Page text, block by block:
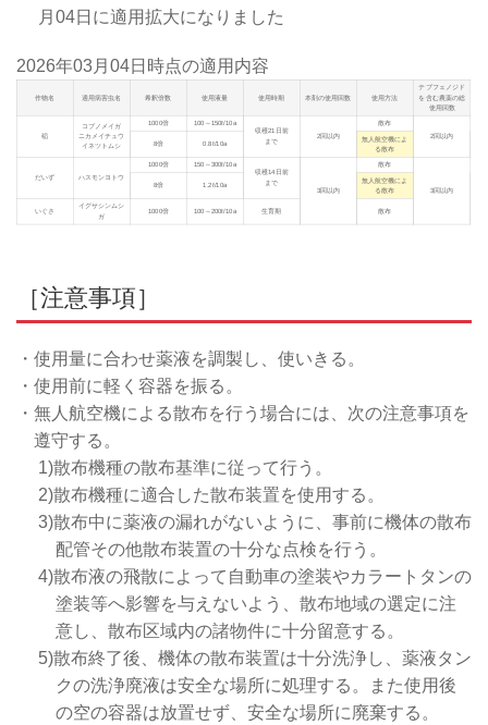
月04日に適用拡大になりました
2026年03月04日 時点の適用内容
作物名 適用病害虫名 希釈倍数 使用液量 使用時期 本剤の使用回数 使用方法
テブフェノジド
を含む農薬の総
使用回数
稲
コブノメイガ
ニカメイチュウ
イネツトムシ
1000倍 100～150ℓ/10a
収穫21日前
まで
2回以内
散布
2回以内
8倍
0.8ℓ/10a
無人航空機によ
る散布
だいず ハスモンヨトウ
1000倍
150～300ℓ/10a
収穫14日前
まで
3回以内
散布
3回以内
8倍 1.2ℓ/10a
無人航空機によ
る散布
いぐさ
イグサシンムシ
ガ
1000倍 100～200ℓ/10a 生育期 散布
［注意事項］
・使用量に合わせ薬液を調製し、使いきる。
・使用前に軽く容器を振る。
・無人航空機による散布を行う場合には、次の注意事項を
遵守する。
1)散布機種の散布基準に従って行う。
2)散布機種に適合した散布装置を使用する。
3)散布中に薬液の漏れがないように、事前に機体の散布
配管その他散布装置の十分な点検を行う。
4)散布液の飛散によって自動車の塗装やカラートタンの
塗装等へ影響を与えないよう、散布地域の選定に注
意し、散布区域内の諸物件に十分留意する。
5)散布終了後、機体の散布装置は十分洗浄し、薬液タン
クの洗浄廃液は安全な場所に処理する。また使用後
の空の容器は放置せず、安全な場所に廃棄する。